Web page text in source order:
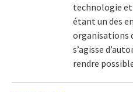
technologie
étant un des
organisations
s’agisse
rendre